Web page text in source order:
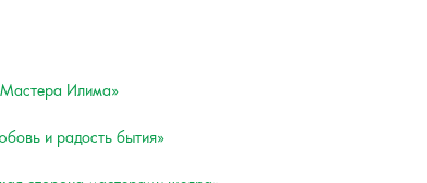
Илима»
и радость бытия»